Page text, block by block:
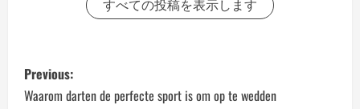
すべての投稿を表示します
P
o
Previous:
Waarom darten de perfecte sport is om op te wedden